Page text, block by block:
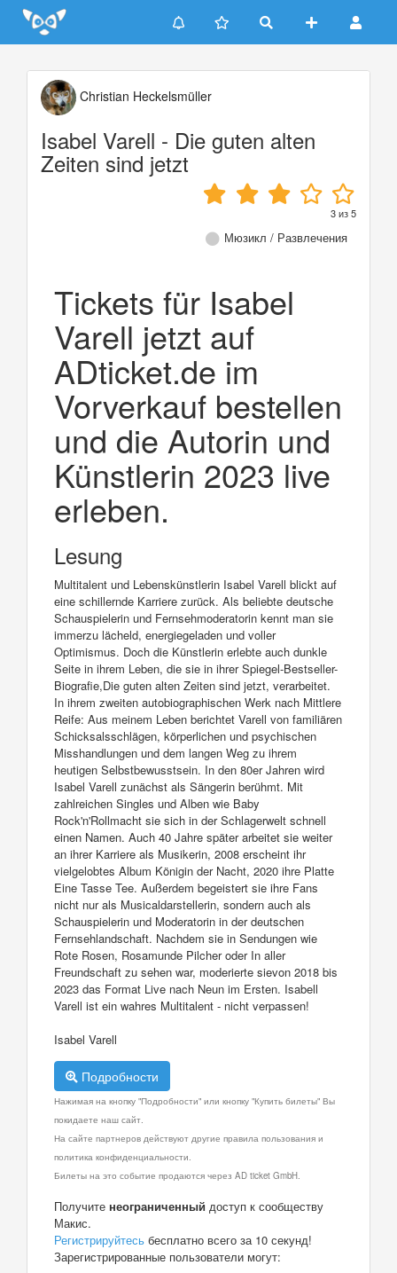
Update cookies preferences
Christian Heckelsmüller
Isabel Varell - Die guten alten
Zeiten sind jetzt
3из5
Мюзикл / Развлечения
Tickets für Isabel
Varell jetzt auf
ADticket.de im
Vorverkauf bestellen
und die Autorin und
Künstlerin 2023 live
erleben.
Lesung
Multitalent und Lebenskünstlerin Isabel Varell blickt auf
eine schillernde Karriere zurück. Als beliebte deutsche
Schauspielerin und Fernsehmoderatorin kennt man sie
immerzu lächeld, energiegeladen und voller
Optimismus. Doch die Künstlerin erlebte auch dunkle
Seite in ihrem Leben, die sie in ihrer Spiegel-Bestseller-
Biografie,Die guten alten Zeiten sind jetzt, verarbeitet.
In ihrem zweiten autobiographischen Werk nach Mittlere
Reife: Aus meinem Leben berichtet Varell von familiären
Schicksalsschlägen, körperlichen und psychischen
Misshandlungen und dem langen Weg zu ihrem
heutigen Selbstbewusstsein. In den 80er Jahren wird
Isabel Varell zunächst als Sängerin berühmt. Mit
zahlreichen Singles und Alben wie Baby
Rock'n'Rollmacht sie sich in der Schlagerwelt schnell
einen Namen. Auch 40 Jahre später arbeitet sie weiter
an ihrer Karriere als Musikerin, 2008 erscheint ihr
vielgelobtes Album Königin der Nacht, 2020 ihre Platte
Eine Tasse Tee. Außerdem begeistert sie ihre Fans
nicht nur als Musicaldarstellerin, sondern auch als
Schauspielerin und Moderatorin in der deutschen
Fernsehlandschaft. Nachdem sie in Sendungen wie
Rote Rosen, Rosamunde Pilcher oder In aller
Freundschaft zu sehen war, moderierte sievon 2018 bis
2023 das Format Live nach Neun im Ersten. Isabell
Varell ist ein wahres Multitalent - nicht verpassen!
Isabel Varell
Подробности
Нажимая на кнопку "Подробности" или кнопку "Купить билеты" Вы
покидаете наш сайт.
На сайте партнеров действуют другие правила пользования и
политика конфиденциальности.
Билеты на это событие продаются через AD ticket GmbH.
Получите неограниченный доступ к сообществу
Макис.
Регистрируйтесь бесплатно всего за 10 секунд!
Зарегистрированные пользователи могут: